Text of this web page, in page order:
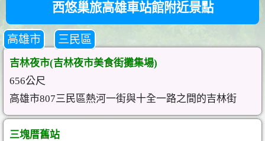
西悠巢旅高雄車站館附近景點
高雄市 三民區
吉林夜市(吉林夜市美食街攤集場)
656公尺
高雄市807三民區熱河一街與十全一路之間的吉林街
三塊厝舊站